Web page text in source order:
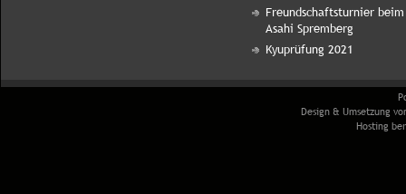
Freundschaftsturnier beim
Asahi Spremberg
Kyuprüfung 2021
Design & Umsetzung
Hosting